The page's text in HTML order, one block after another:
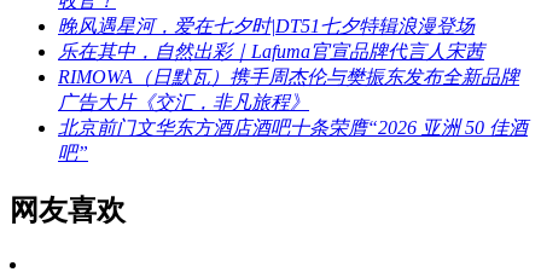
晚风遇星河，爱在七夕时|DT51七夕特辑浪漫登场
乐在其中，自然出彩｜Lafuma官宣品牌代言人宋茜
RIMOWA（日默瓦）携手周杰伦与樊振东发布全新品牌
广告大片《交汇，非凡旅程》
北京前门文华东方酒店酒吧十条荣膺“2026 亚洲 50 佳酒
吧”
网友喜欢